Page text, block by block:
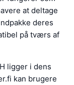
at deltage
deres
på tværs af
ligger i dens
kan brugere